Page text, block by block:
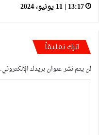
13:17 | 11 يونيو، 2024
اترك تعليقاً
لن يتم نشر عنوان بريدك الإلكتروني.